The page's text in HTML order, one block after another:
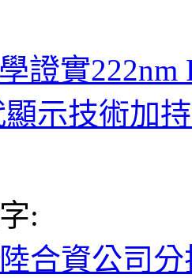
證實
示技術加
:
合資公司分